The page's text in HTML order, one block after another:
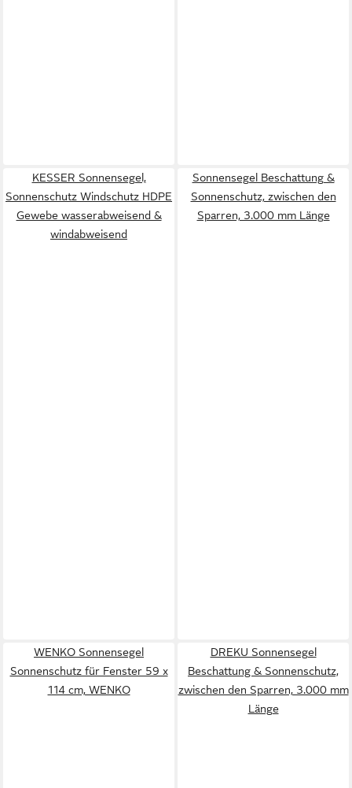
KESSER Sonnensegel,
Sonnenschutz Windschutz HDPE
Gewebe wasserabweisend &
windabweisend
Sonnensegel Beschattung &
Sonnenschutz, zwischen den
Sparren, 3.000 mm Länge
WENKO Sonnensegel
Sonnenschutz für Fenster 59 x
114 cm, WENKO
DREKU Sonnensegel
Beschattung & Sonnenschutz,
zwischen den Sparren, 3.000 mm
Länge